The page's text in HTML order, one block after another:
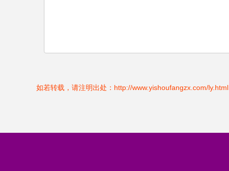
如若转载，请注明出处：http://www.yishoufangzx.com/ly.html